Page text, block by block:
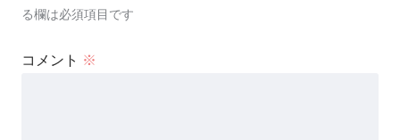
る欄は必須項目です
コメント ※